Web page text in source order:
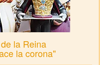
la Reina
la corona"